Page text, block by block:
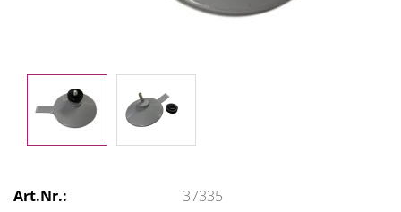
Art.Nr.:
37335